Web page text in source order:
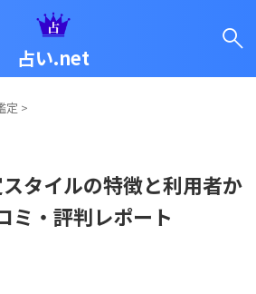
占い.net
定 >
タイルの特徴と利用者か
ミ・評判レポート